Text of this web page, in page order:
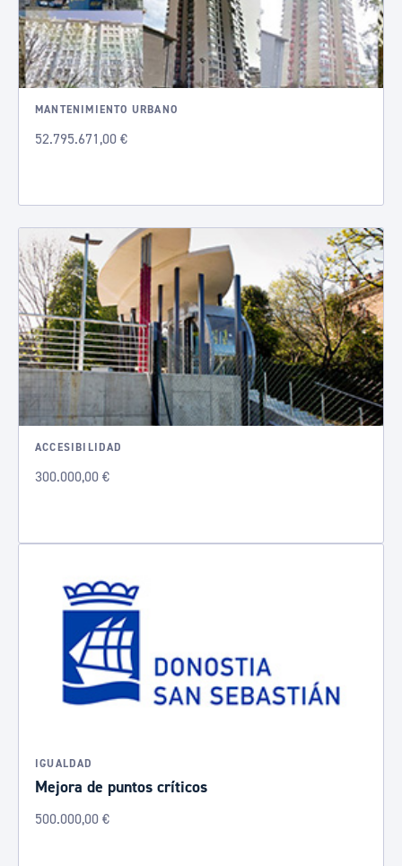
MANTENIMIENTO URBANO
52.795.671,00 €
ACCESIBILIDAD
300.000,00 €
IGUALDAD
Mejora de puntos críticos
500.000,00 €